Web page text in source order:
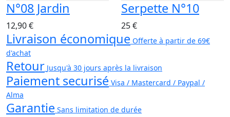
N°08 Jardin
12,90 €
Serpette N°10
25 €
Livraison économique Offerte à partir de 69€
d'achat
Retour Jusqu'à 30 jours après la livraison
Paiement securisé Visa / Mastercard / Paypal /
Alma
Garantie Sans limitation de durée